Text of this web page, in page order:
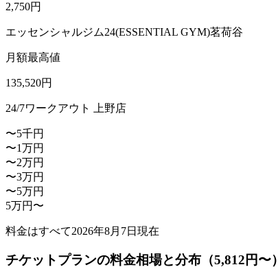
2,750円
エッセンシャルジム24(ESSENTIAL GYM)茗荷谷
月額最高値
135,520円
24/7ワークアウト 上野店
〜5千円
〜1万円
〜2万円
〜3万円
〜5万円
5万円〜
料金はすべて2026年8月7日 現在
チケットプランの料金相場と分布（5,812円〜）